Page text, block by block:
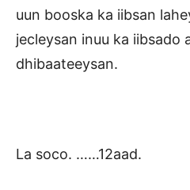
uun booska ka iibsan
jecleysan inuu ka iibsado
dhibaateeysan.
La soco. ……12aad.